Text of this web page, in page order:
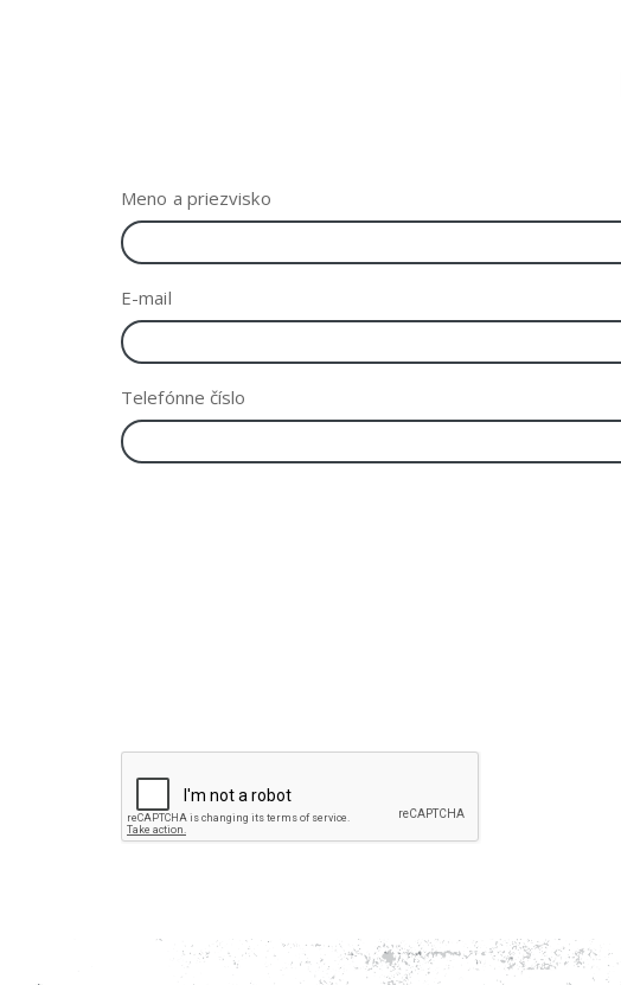
Meno a priezvisko
E-mail
Telefónne číslo